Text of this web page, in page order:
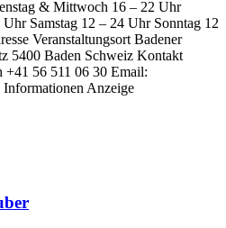
& Mittwoch 16 – 22 Uhr
Samstag 12 – 24 Uhr Sonntag 12
Veranstaltungsort Badener
5400 Baden Schweiz Kontakt
+41 56 511 06 30 Email:
Anzeige